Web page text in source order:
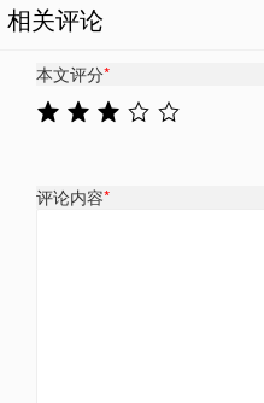
相关评论
本文评分*
评论内容*